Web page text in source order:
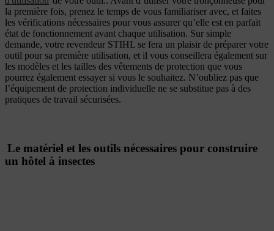
la première fois, prenez le temps de vous familiariser avec, et faites
les vérifications nécessaires pour vous assurer qu’elle est en parfait
état de fonctionnement avant chaque utilisation. Sur simple
demande, votre revendeur STIHL se fera un plaisir de préparer votre
outil pour sa première utilisation, et il vous conseillera également sur
les modèles et les tailles des vêtements de protection que vous
pourrez également essayer si vous le souhaitez. N’oubliez pas que
l’équipement de protection individuelle ne se substitue pas à des
pratiques de travail sécurisées.
Le matériel et les outils nécessaires pour construire
un hôtel à insectes